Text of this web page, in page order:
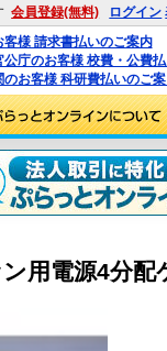
会員登録(無料) ログイン
客様 請求書払いのご案内
公庁のお客様 校費・公費
のお客様 科研費払いのご
用電源4分配